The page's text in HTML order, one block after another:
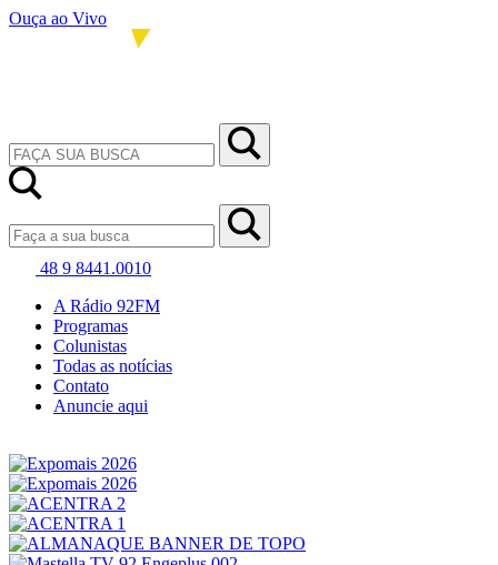
Ouça ao Vivo
48 9 8441.0010
A Rádio 92FM
Programas
Colunistas
Todas as notícias
Contato
Anuncie aqui